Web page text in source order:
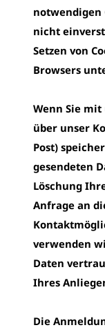
notwendigen
nicht
Setzen von
Browsers
Wenn Sie
über unser
Post)
gesendeten
Löschung
Anfrage an
verwenden
Daten
Ihres
Die